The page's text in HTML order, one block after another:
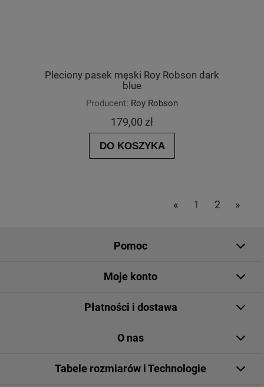
Pleciony pasek męski Roy Robson dark
blue
Producent: Roy Robson
179,00 zł
DO KOSZYKA
« 1 2 »
Pomoc
Moje konto
Płatności i dostawa
O nas
Tabele rozmiarów i Technologie